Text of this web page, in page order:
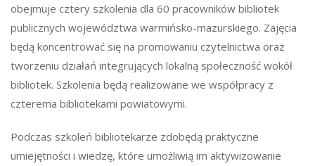
obejmuje cztery szkolenia dla 60 pracowników bibliotek
publicznych województwa warmińsko-mazurskiego. Zajęcia
będą koncentrować się na promowaniu czytelnictwa oraz
tworzeniu działań integrujących lokalną społeczność wokół
bibliotek. Szkolenia będą realizowane we współpracy z
czterema bibliotekami powiatowymi.
Podczas szkoleń bibliotekarze zdobędą praktyczne
umiejętności i wiedzę, które umożliwią im aktywizowanie